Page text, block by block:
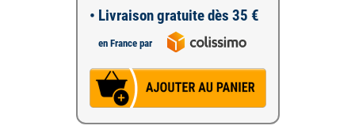
• Livraison gratuite dès 35 €
en France par